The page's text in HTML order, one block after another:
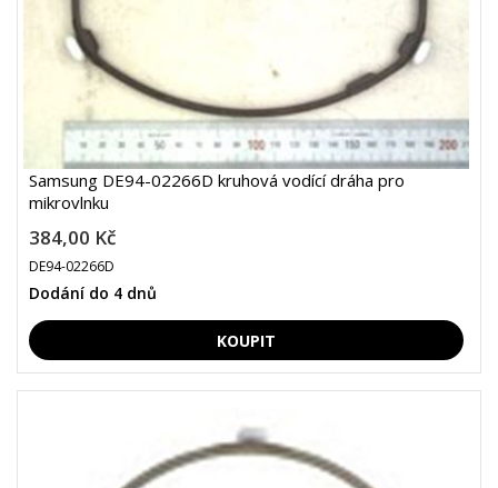
Samsung DE94-02266D kruhová vodící dráha pro
mikrovlnku
384,00 Kč
DE94-02266D
Dodání do 4 dnů